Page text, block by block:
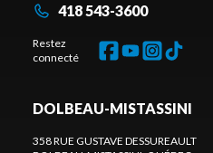
418 543-3600
Restez
connecté
DOLBEAU-MISTASSINI
358 RUE GUSTAVE DESSUREAULT